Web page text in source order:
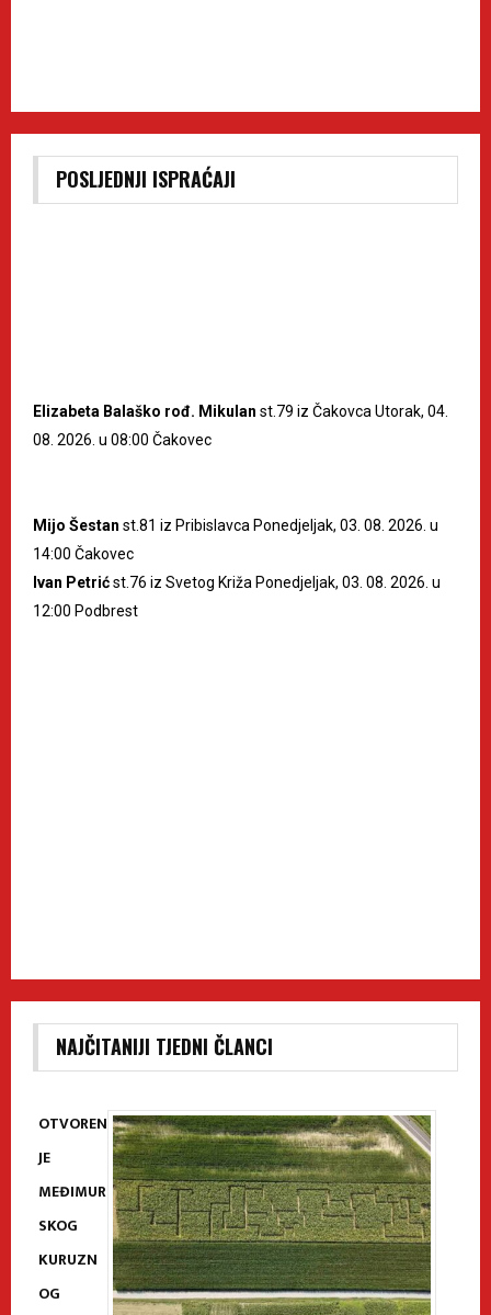
POSLJEDNJI ISPRAĆAJI
Elizabeta Balaško rođ. Mikulan st.79 iz Čakovca Utorak, 04.
08. 2026. u 08:00 Čakovec
Mijo Šestan st.81 iz Pribislavca Ponedjeljak, 03. 08. 2026. u
14:00 Čakovec
Ivan Petrićst.76 iz Svetog Križa Ponedjeljak, 03. 08. 2026. u
12:00 Podbrest
NAJČITANIJI TJEDNI ČLANCI
OTVOREN
JE
MEĐIMUR
SKOG
KURUZN
OG